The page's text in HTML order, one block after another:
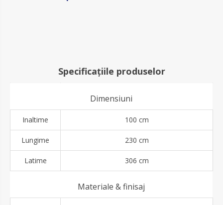
Specificațiile produselor
Dimensiuni
Inaltime 100 cm
Lungime 230 cm
Latime 306 cm
Materiale & finisaj